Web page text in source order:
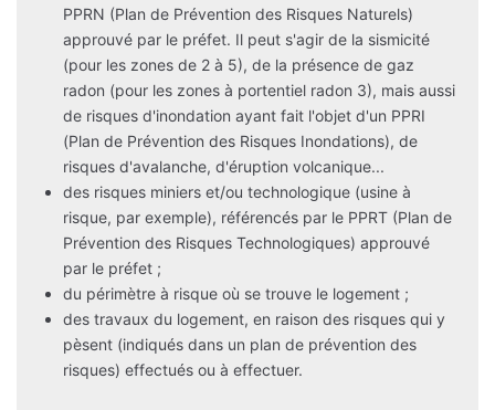
PPRN (Plan de Prévention des Risques Naturels)
approuvé par le préfet. Il peut s'agir de la sismicité
(pour les zones de 2 à 5), de la présence de gaz
radon (pour les zones à portentiel radon 3), mais aussi
de risques d'inondation ayant fait l'objet d'un PPRI
(Plan de Prévention des Risques Inondations), de
risques d'avalanche, d'éruption volcanique...
des risques miniers et/ou technologique (usine à
risque, par exemple), référencés par le PPRT (Plan de
Prévention des Risques Technologiques) approuvé
par le préfet ;
du périmètre à risque où se trouve le logement ;
des travaux du logement, en raison des risques qui y
pèsent (indiqués dans un plan de prévention des
risques) effectués ou à effectuer.